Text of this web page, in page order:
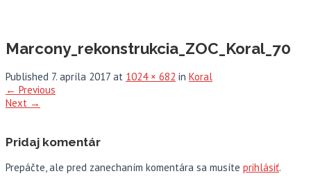
Marcony_rekonstrukcia_ZOC_Koral_70
Published 7. apríla 2017 at 1024 × 682 in Koral
← Previous
Next →
Pridaj komentár
Prepáčte, ale pred zanechaním komentára sa musíte prihlásiť.